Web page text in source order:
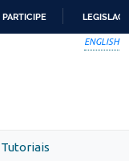
PARTICIPE
ENGLISH
Tutoriais